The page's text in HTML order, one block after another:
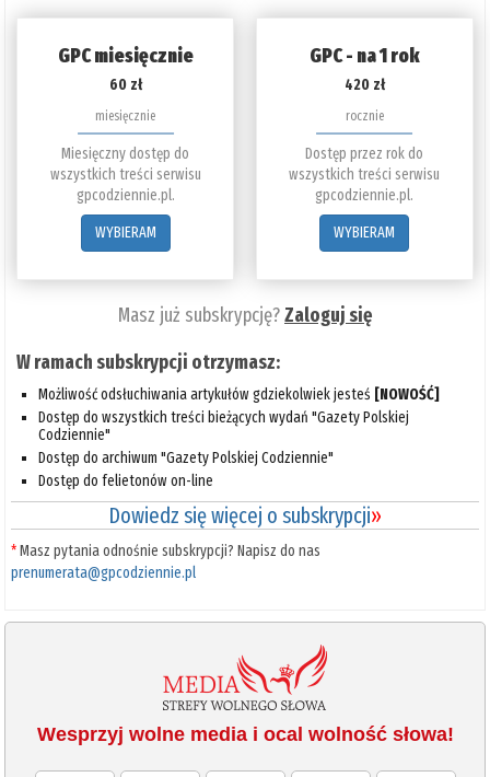
GPC miesięcznie
60 zł
miesięcznie
Miesięczny dostęp do
wszystkich treści serwisu
gpcodziennie.pl.
WYBIERAM
GPC - na 1 rok
420 zł
rocznie
Dostęp przez rok do
wszystkich treści serwisu
gpcodziennie.pl.
WYBIERAM
Masz już subskrypcję?Zaloguj się
W ramach subskrypcji otrzymasz:
Możliwość odsłuchiwania artykułów gdziekolwiek jesteś [NOWOŚĆ]
Dostęp do wszystkich treści bieżących wydań "Gazety Polskiej
Codziennie"
Dostęp do archiwum "Gazety Polskiej Codziennie"
Dostęp do felietonów on-line
Dowiedz się więcej o subskrypcji»
*Masz pytania odnośnie subskrypcji? Napisz do nas
prenumerata@gpcodziennie.pl
Wesprzyj wolne media i ocal wolność słowa!